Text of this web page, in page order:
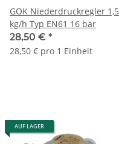
GOK Niederdruckregler 1,5
kg/h Typ EN61 16 bar
28,50 € *
28,50 € pro 1 Einheit
AUF LAGER